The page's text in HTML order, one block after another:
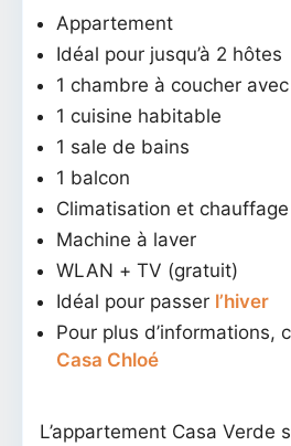
Appartement
Idéal pour jusqu’à 2 hôtes
1 chambre à coucher
1 cuisine habitable
1 sale de bains
1 balcon
Climatisation et chauffage
Machine à laver
WLAN + TV (gratuit)
Idéal pour passer l’hiver
Pour plus d’informations,
Casa Chloé
L’appartement Casa Verde